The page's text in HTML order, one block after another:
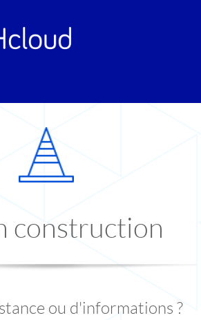
construction
ou d'informations ?